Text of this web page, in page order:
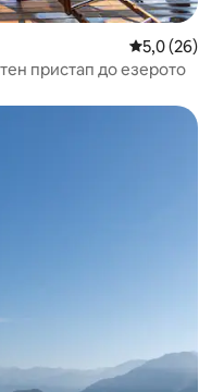
Просечна
5,0 (26)
пристап до езерото
гостите“